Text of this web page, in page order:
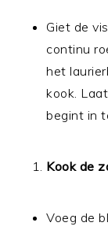
Giet de
continu
het
kook.
begint in
Kook de
Voeg de